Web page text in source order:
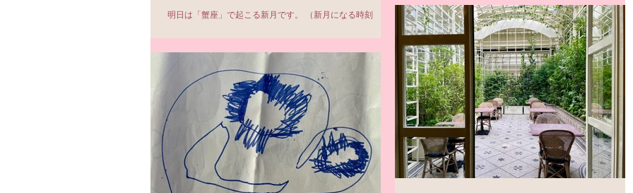
明日は「蟹座」で起こる新月です。 （新月になる時刻 7月
す。 新月は、過去を清算し、新しいリズムを刻むチャンス
なにわ男子 のおふたりです！